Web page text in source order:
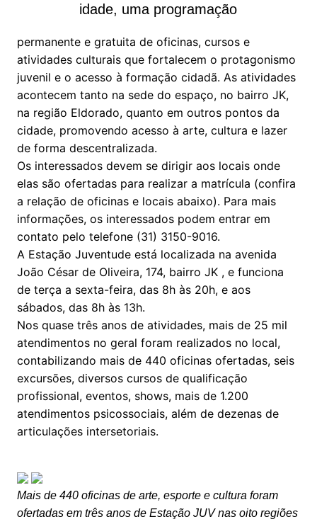
idade, uma programação
permanente e gratuita de oficinas, cursos e
atividades culturais que fortalecem o protagonismo
juvenil e o acesso à formação cidadã. As atividades
acontecem tanto na sede do espaço, no bairro JK,
na região Eldorado, quanto em outros pontos da
cidade, promovendo acesso à arte, cultura e lazer
de forma descentralizada.
Os interessados devem se dirigir aos locais onde
elas são ofertadas para realizar a matrícula (confira
a relação de oficinas e locais abaixo). Para mais
informações, os interessados podem entrar em
contato pelo telefone (31) 3150-9016.
A Estação Juventude está localizada na avenida
João César de Oliveira, 174, bairro JK , e funciona
de terça a sexta-feira, das 8h às 20h, e aos
sábados, das 8h às 13h.
Nos quase três anos de atividades, mais de 25 mil
atendimentos no geral foram realizados no local,
contabilizando mais de 440 oficinas ofertadas, seis
excursões, diversos cursos de qualificação
profissional, eventos, shows, mais de 1.200
atendimentos psicossociais, além de dezenas de
articulações intersetoriais.
Mais de 440 oficinas de arte, esporte e cultura foram
ofertadas em três anos de Estação JUV nas oito regiões